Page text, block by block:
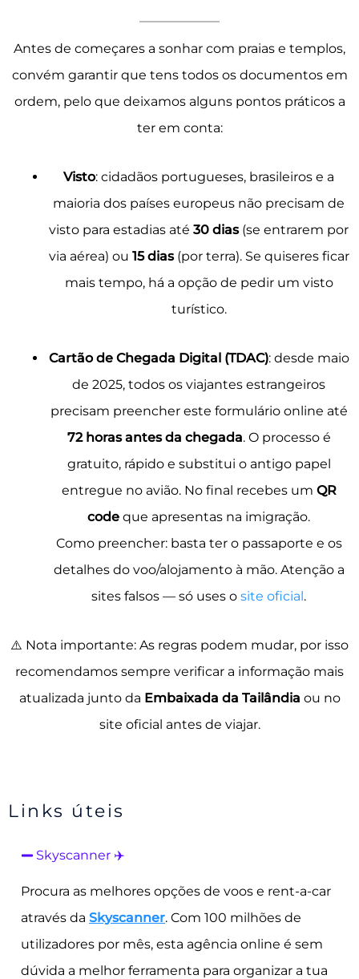
Antes de começares a sonhar com praias e templos,
convém garantir que tens todos os documentos em
ordem, pelo que deixamos alguns pontos práticos a
ter em conta:
Visto: cidadãos portugueses, brasileiros e a
maioria dos países europeus não precisam de
visto para estadias até 30 dias(se entrarem por
via aérea) ou 15 dias(por terra). Se quiseres ficar
mais tempo, há a opção de pedir um visto
turístico.
Cartão de Chegada Digital (TDAC): desde maio
de 2025, todos os viajantes estrangeiros
precisam preencher este formulário online até
72 horas antes da chegada. O processo é
gratuito, rápido e substitui o antigo papel
entregue no avião. No final recebes um QR
code que apresentas na imigração.
Como preencher: basta ter o passaporte e os
detalhes do voo/alojamento à mão. Atenção a
sites falsos — só uses o site oficial.
⚠️ Nota importante: As regras podem mudar, por isso
recomendamos sempre verificar a informação mais
atualizada junto da Embaixada da Tailândia ou no
site oficial antes de viajar.
Links úteis
Skyscanner ✈️
Procura as melhores opções de voos e rent-a-car
através da Skyscanner. Com 100 milhões de
utilizadores por mês, esta agência online é sem
dúvida a melhor ferramenta para organizar a tua